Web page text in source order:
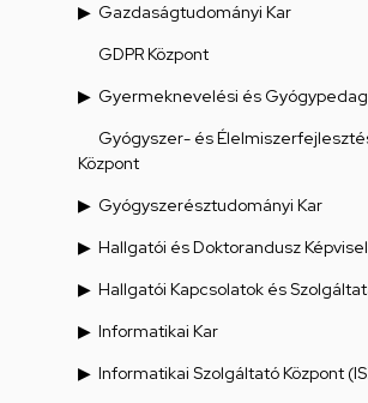
Gazdaságtudományi Kar
GDPR Központ
Gyermeknevelési és
Gyógyszer- és
Központ
Gyógyszerésztudományi Kar
Hallgatói és Doktorandusz
Hallgatói Kapcsolatok és
Informatikai Kar
Informatikai Szolgáltató Központ